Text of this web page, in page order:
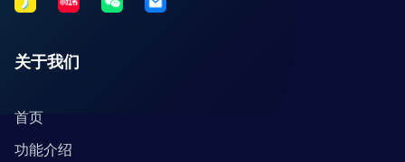
关于我们
首页
功能介绍